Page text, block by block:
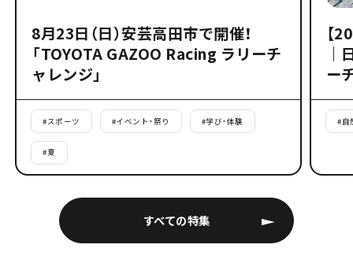
すべての特集
8月23日（日）安芸高田市で開催！
「TOYOTA GAZOO Racing ラリーチ
ャレンジ」
#スポーツ #イベント・祭り #学び・体験
#夏
【
｜
ー
#自